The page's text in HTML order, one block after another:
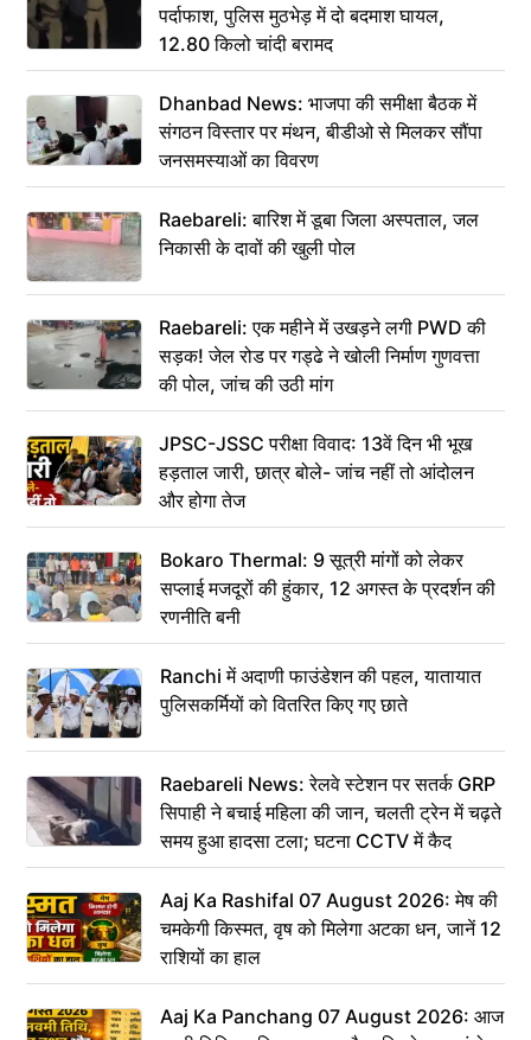
पर्दाफाश, पुलिस मुठभेड़ में दो बदमाश घायल,
12.80 किलो चांदी बरामद
Dhanbad News: भाजपा की समीक्षा बैठक में
संगठन विस्तार पर मंथन, बीडीओ से मिलकर सौंपा
जनसमस्याओं का विवरण
Raebareli: बारिश में डूबा जिला अस्पताल, जल
निकासी के दावों की खुली पोल
Raebareli: एक महीने में उखड़ने लगी PWD की
सड़क! जेल रोड पर गड्ढे ने खोली निर्माण गुणवत्ता
की पोल, जांच की उठी मांग
JPSC-JSSC परीक्षा विवाद: 13वें दिन भी भूख
हड़ताल जारी, छात्र बोले- जांच नहीं तो आंदोलन
और होगा तेज
Bokaro Thermal: 9 सूत्री मांगों को लेकर
सप्लाई मजदूरों की हुंकार, 12 अगस्त के प्रदर्शन की
रणनीति बनी
Ranchi में अदाणी फाउंडेशन की पहल, यातायात
पुलिसकर्मियों को वितरित किए गए छाते
Raebareli News: रेलवे स्टेशन पर सतर्क GRP
सिपाही ने बचाई महिला की जान, चलती ट्रेन में चढ़ते
समय हुआ हादसा टला; घटना CCTV में कैद
Aaj Ka Rashifal 07 August 2026: मेष की
चमकेगी किस्मत, वृष को मिलेगा अटका धन, जानें 12
राशियों का हाल
Aaj Ka Panchang 07 August 2026: आज